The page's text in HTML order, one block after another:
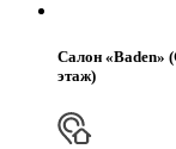
Салон «Baden»
этаж)